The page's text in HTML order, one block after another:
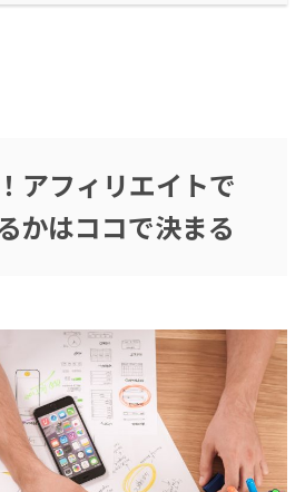
アフィリエイトで
かはココで決まる